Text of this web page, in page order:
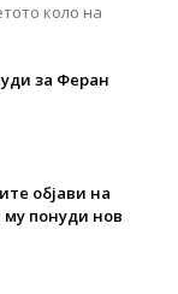
коло на
за Феран
објави на
му понуди нов